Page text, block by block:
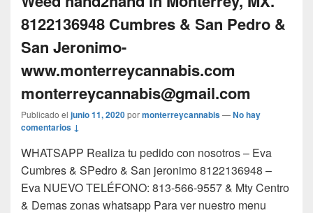
8122136948 Cumbres & San Pedro &
San Jeronimo-
www.monterreycannabis.com
monterreycannabis@gmail.com
Publicado el junio 11, 2020pormonterreycannabis—No hay
comentarios ↓
WHATSAPP Realiza tu pedido con nosotros – Eva
Cumbres & SPedro & San jeronimo 8122136948 –
Eva NUEVO TELÉFONO: 813-566-9557 & Mty Centro
& Demas zonas whatsapp Para ver nuestro menu